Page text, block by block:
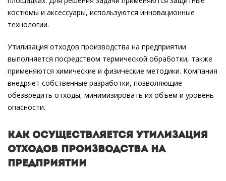
костюмы и аксессуары, используются инновационные
технологии.
Утилизация отходов производства на предприятии
выполняется посредством термической обработки, также
применяются химические и физические методики. Компания
внедряет собственные разработки, позволяющие
обезвредить отходы, минимизировать их объем и уровень
опасности.
Как осуществляется утилизация
отходов производства на
предприятии